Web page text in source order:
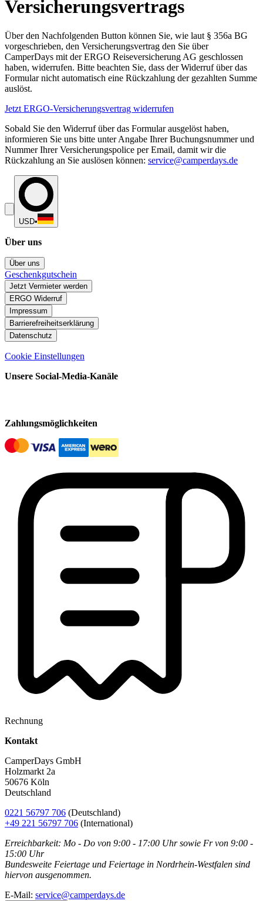
Versicherungsvertrags
Über den Nachfolgenden Button können Sie, wie laut § 356a BG
vorgeschrieben, den Versicherungsvertrag den Sie über
CamperDays mit der ERGO Reiseversicherung AG geschlossen
haben, widerrufen. Bitte beachten Sie, dass der Widerruf über das
Formular nicht automatisch eine Rückzahlung der gezahlten Summe
auslöst.
Jetzt ERGO-Versicherungsvertrag widerrufen
Sobald Sie den Widerruf über das Formular ausgelöst haben,
informieren Sie uns bitte unter Angabe Ihrer Buchungsnummer und
Nummer Ihrer Versicherungspolice per Email, damit wir die
Rückzahlung an Sie auslösen können: service@camperdays.de
USD•
Über uns
Über uns
Geschenkgutschein
Jetzt Vermieter werden
ERGO Widerruf
Impressum
Barrierefreiheitserklärung
Datenschutz
Cookie Einstellungen
Unsere Social-Media-Kanäle
Zahlungsmöglichkeiten
Rechnung
Kontakt
CamperDays GmbH
Holzmarkt 2a
50676 Köln
Deutschland
0221 56797 706 (Deutschland)
+49 221 56797 706 (International)
Erreichbarkeit: Mo - Do von 9:00 - 17:00 Uhr sowie Fr von 9:00 -
15:00 Uhr
Bundesweite Feiertage und Feiertage in Nordrhein-Westfalen sind
hiervon ausgenommen.
E-Mail: service@camperdays.de